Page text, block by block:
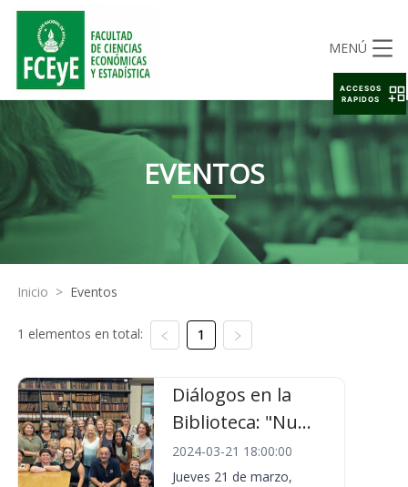
MENÚ
EVENTOS
Inicio > Eventos
1 elementos en total: 1
Diálogos en la
Biblioteca: "Nu...
2024-03-21 18:00:00
Jueves 21 de marzo,
ACCESOS
RAPIDOS